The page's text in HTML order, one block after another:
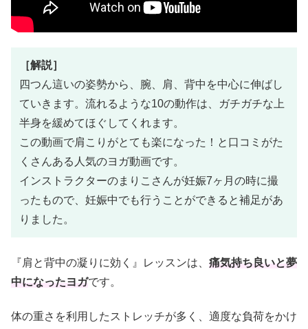
［解説］
四つん這いの姿勢から、腕、肩、背中を中心に伸ばし
ていきます。流れるような10の動作は、ガチガチな上
半身を緩めてほぐしてくれます。
この動画で肩こりがとても楽になった！と口コミがた
くさんある人気のヨガ動画です。
インストラクターのまりこさんが妊娠7ヶ月の時に撮
ったもので、妊娠中でも行うことができると補足があ
りました。
『肩と背中の凝りに効く』レッスンは、 痛気持ち良いと夢
中になったヨガです。
体の重さを利用したストレッチが多く、適度な負荷をかけ